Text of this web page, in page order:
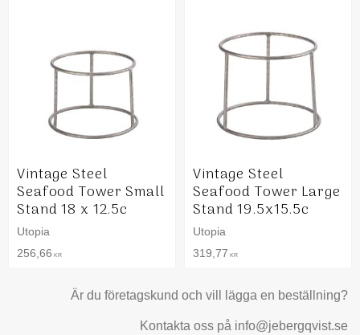
Vintage Steel
Seafood Tower Small
Stand 18 x 12.5c
Utopia
256,66 KR
Vintage Steel
Seafood Tower Large
Stand 19.5x15.5c
Utopia
319,77 KR
Är du företagskund och vill lägga en beställning?
Kontakta oss på info@jebergqvist.se